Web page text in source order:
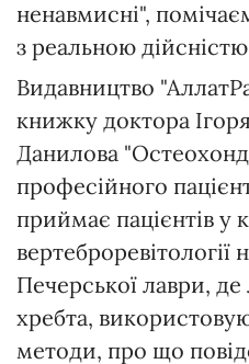
ненавмисні",
з реальною
Видавництво
книжку доктора
Данилова
професійного
приймає пацієнтів у
Печерської лаври,
хребта,
методи, про що